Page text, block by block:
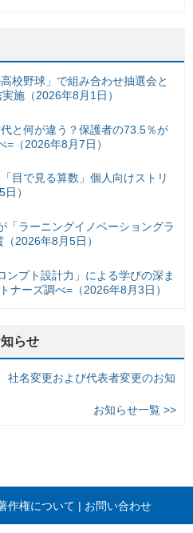
校野球」で組み合わせ抽選会と
施（2026年8月1日）
と何が違う？保護者の73.5％が
（2026年8月7日）
目で見る算数」個人向けストリ
）
「ラーニングイノベーショングラ
2026年8月5日）
ンプト設計力」による学びの深ま
ナーズ調べ=（2026年8月3日）
らせ
社名変更および代表者変更のお知
お知らせ一覧 >>
作権について お問い合わせ